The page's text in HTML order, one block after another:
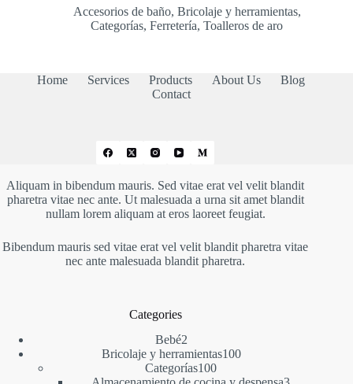
Accesorios de baño, Bricolaje y herramientas,
Categorías,Ferretería,Toalleros de aro
Home Services Products About Us
Blog
Contact
Aliquam in bibendum mauris. Sed vitae erat vel velit blandit
pharetra vitae nec ante. Ut malesuada a urna sit amet blandit
nullam lorem aliquam at eros laoreet feugiat.
Bibendum mauris sed vitae erat vel velit blandit pharetra vitae
nec ante malesuada blandit pharetra.
Categories
Bebé22
productos
Bricolaje y herramientas100100
Categorías100100